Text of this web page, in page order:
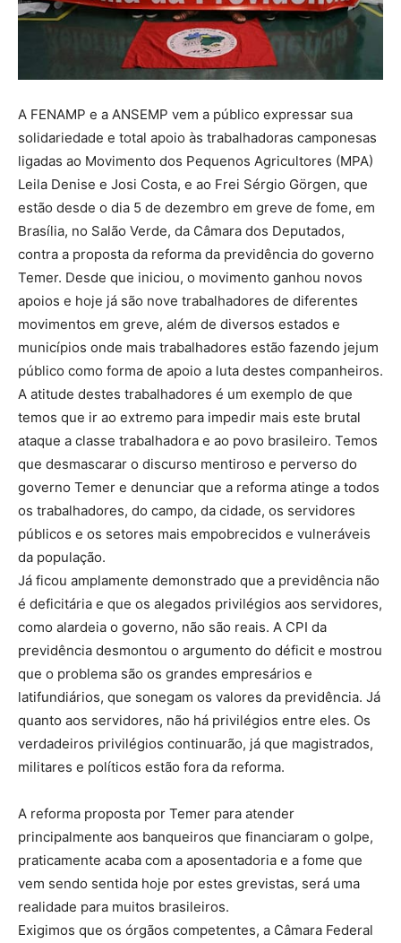
A FENAMP e a ANSEMP vem a público expressar sua
solidariedade e total apoio às trabalhadoras camponesas
ligadas ao Movimento dos Pequenos Agricultores (MPA)
Leila Denise e Josi Costa, e ao Frei Sérgio Görgen, que
estão desde o dia 5 de dezembro em greve de fome, em
Brasília, no Salão Verde, da Câmara dos Deputados,
contra a proposta da reforma da previdência do governo
Temer. Desde que iniciou, o movimento ganhou novos
apoios e hoje já são nove trabalhadores de diferentes
movimentos em greve, além de diversos estados e
municípios onde mais trabalhadores estão fazendo jejum
público como forma de apoio a luta destes companheiros.
A atitude destes trabalhadores é um exemplo de que
temos que ir ao extremo para impedir mais este brutal
ataque a classe trabalhadora e ao povo brasileiro. Temos
que desmascarar o discurso mentiroso e perverso do
governo Temer e denunciar que a reforma atinge a todos
os trabalhadores, do campo, da cidade, os servidores
públicos e os setores mais empobrecidos e vulneráveis
da população.
Já ficou amplamente demonstrado que a previdência não
é deficitária e que os alegados privilégios aos servidores,
como alardeia o governo, não são reais. A CPI da
previdência desmontou o argumento do déficit e mostrou
que o problema são os grandes empresários e
latifundiários, que sonegam os valores da previdência. Já
quanto aos servidores, não há privilégios entre eles. Os
verdadeiros privilégios continuarão, já que magistrados,
militares e políticos estão fora da reforma.
A reforma proposta por Temer para atender
principalmente aos banqueiros que financiaram o golpe,
praticamente acaba com a aposentadoria e a fome que
vem sendo sentida hoje por estes grevistas, será uma
realidade para muitos brasileiros.
Exigimos que os órgãos competentes, a Câmara Federal